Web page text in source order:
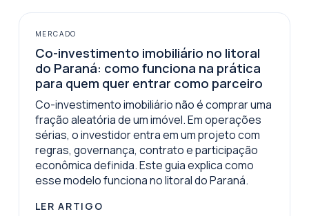
MERCADO
Co-investimento imobiliário no litoral
do Paraná: como funciona na prática
para quem quer entrar como parceiro
Co-investimento imobiliário não é comprar uma
fração aleatória de um imóvel. Em operações
sérias, o investidor entra em um projeto com
regras, governança, contrato e participação
econômica definida. Este guia explica como
esse modelo funciona no litoral do Paraná.
LER ARTIGO